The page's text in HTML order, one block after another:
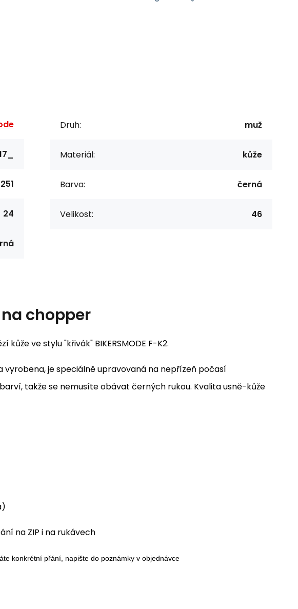
24
Druh: muž
Materiál: kůže
Barva: černá
Velikost: 46
chopper
ve stylu "křivák" BIKERSMODE F-K2.
vyrobena, je speciálně upravovaná na nepřízeň počasí
takže se nemusíte obávat černých rukou. Kvalita usně-kůže
na ZIP i na rukávech
konkrétní přání, napište do poznámky v objednávce